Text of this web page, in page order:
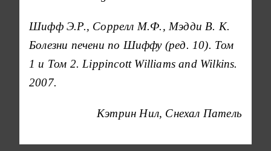
Шифф Э.Р., Соррелл М.Ф., Мэдди В. К.
Болезни печени по Шиффу (ред. 10). Том
1 и Том 2. Lippincott Williams and Wilkins.
2007.
Кэтрин Нил, Снехал Патель